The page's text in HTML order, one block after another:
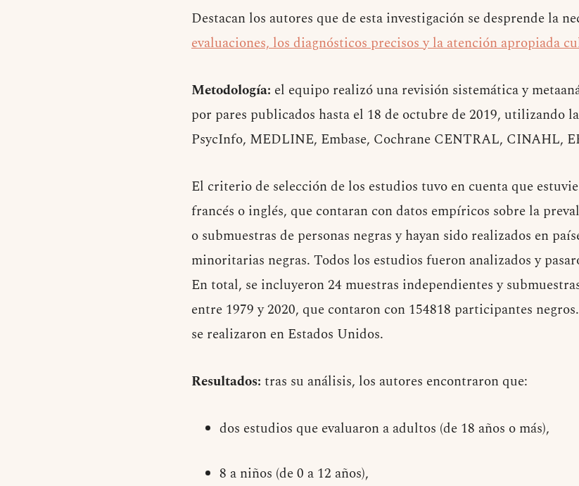
Destacan los autores que de esta investigación se desprende la
evaluaciones, los diagnósticos precisos y la atención apropiada
Metodología: el equipo realizó una revisión sistemática y
​​por pares publicados hasta el 18 de octubre de 2019, utilizando
PsycInfo, MEDLINE, Embase, Cochrane CENTRAL, CINAHL,
El criterio de selección de los estudios tuvo en cuenta que
francés o inglés, que contaran con datos empíricos sobre la
o submuestras de personas negras y hayan sido realizados en
minoritarias negras. Todos los estudios fueron analizados y
En total, se incluyeron 24 muestras independientes y
entre 1979 y 2020, que contaron con 154818 participantes
se realizaron en Estados Unidos.
Resultados: tras su análisis, los autores encontraron que:
dos estudios que evaluaron a adultos (de 18 años o más),
8 a niños (de 0 a 12 años),